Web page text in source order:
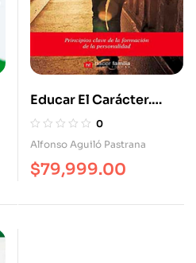
Educar El Carácter.
Principios Clave De La
Formación De La
0
Alfonso Aguiló Pastrana
$79,999.00